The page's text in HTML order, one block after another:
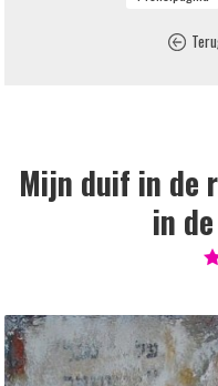
Mijn duif in de
in